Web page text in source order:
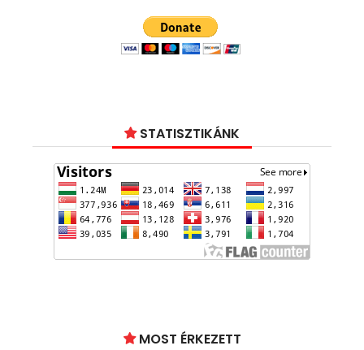
STATISZTIKÁNK
MOST ÉRKEZETT